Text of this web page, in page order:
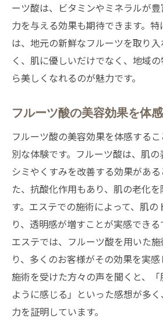
ーツ酸は、ビタミンやミネラルが
力を与える効果も期待できます。
は、地元の新鮮なフルーツを取り
く、肌に優しいだけでなく、地域
ら美しくなれるのが魅力です。
フルーツ酸の美容効果を体感
フルーツ酸の美容効果を体感する
別な体験です。フルーツ酸は、肌の
シミやくすみを改善する効果があ
た、抗酸化作用もあり、肌の老化
す。エステでの施術によって、肌の
り、透明感が増すことが実感でき
エステでは、フルーツ酸を用いた
り、多くのお客様がその効果を実
施術を受けた方々の声を聞くと、
ように感じる」といった感想が多
力を証明しています。